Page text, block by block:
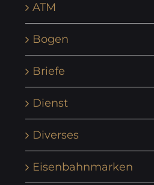
ATM
Bogen
Briefe
Dienst
Diverses
Eisenbahnmarken